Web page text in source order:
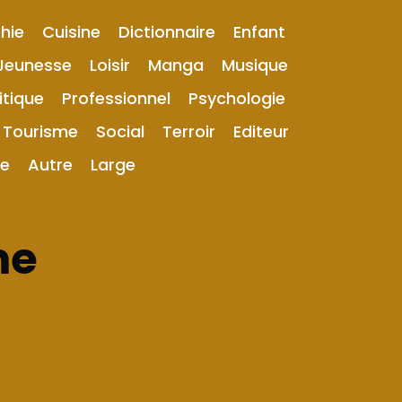
Cuisine Dictionnaire
Enfant
Loisir Manga
Musique
Professionnel
Psychologie
Tourisme Social Terroir
Editeur
Autre Large